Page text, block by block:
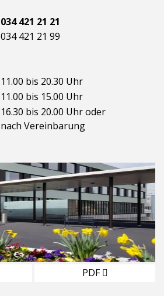
034 421 21 21
034 421 21 99
11.00 bis 20.30 Uhr
11.00 bis 15.00 Uhr
16.30 bis 20.00 Uhr oder
nach Vereinbarung
PDF